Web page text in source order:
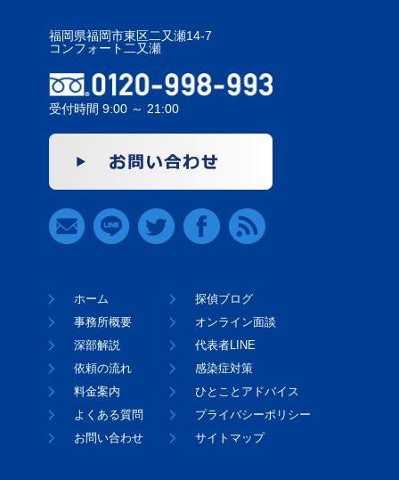
福岡県福岡市東区二又瀬14-7
コンフォート二又瀬
受付時間 9:00 ～ 21:00
ホーム
事務所概要
深部解説
依頼の流れ
料金案内
よくある質問
お問い合わせ
探偵ブログ
オンライン面談
代表者LINE
感染症対策
ひとことアドバイス
プライバシーポリシー
サイトマップ